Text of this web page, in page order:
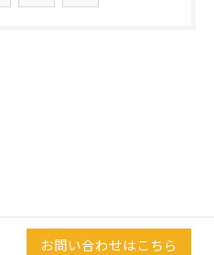
お問い合わせはこちら